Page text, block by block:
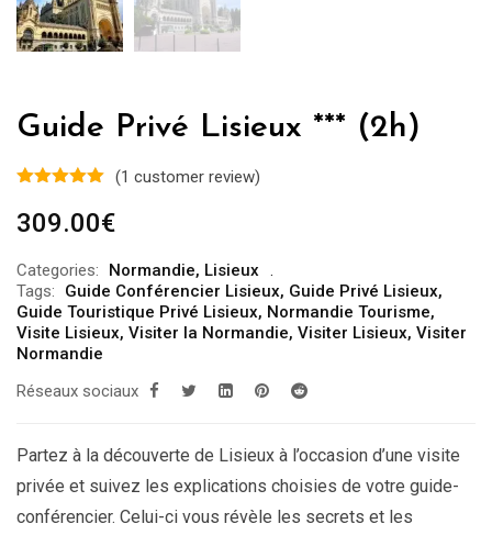
Guide Privé Lisieux *** (2h)
(1 customer review)
309.00€
Categories: Normandie, Lisieux
Tags:
Guide Conférencier Lisieux, Guide Privé Lisieux,
Guide Touristique Privé Lisieux, Normandie Tourisme,
Visite Lisieux, Visiter la Normandie, Visiter Lisieux, Visiter
Normandie
Réseaux sociaux
Partez à la découverte de Lisieux à l’occasion d’une visite
privée et suivez les explications choisies de votre guide-
conférencier. Celui-ci vous révèle les secrets et les